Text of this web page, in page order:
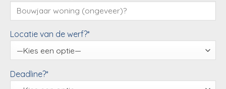
Locatie van de werf?*
Deadline?*